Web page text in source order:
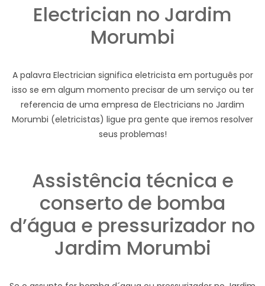
Electrician no Jardim
Morumbi
A palavra Electrician significa eletricista em português por
isso se em algum momento precisar de um serviço ou ter
referencia de uma empresa de Electricians no Jardim
Morumbi (eletricistas) ligue pra gente que iremos resolver
seus problemas!
Assistência técnica e
conserto de bomba
d’água e pressurizador no
Jardim Morumbi